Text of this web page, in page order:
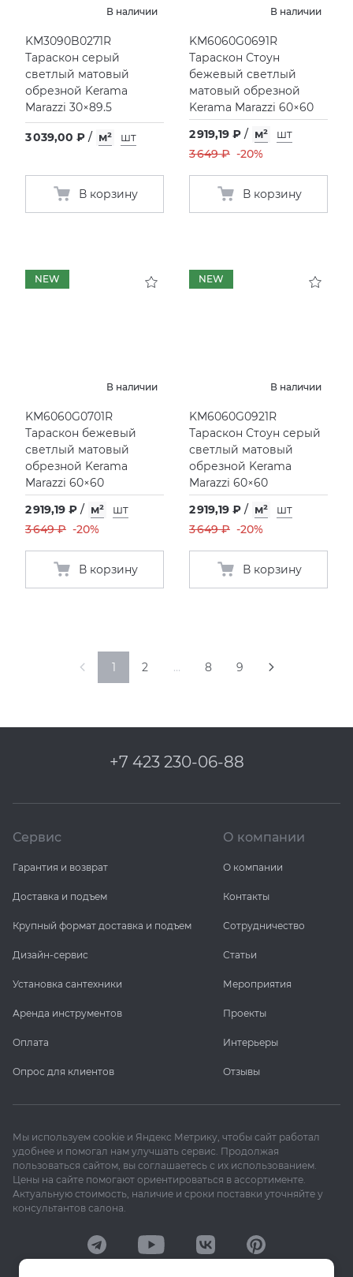
В наличии
KM3090B0271R
Тараскон серый
светлый матовый
обрезной Kerama
Marazzi 30×89.5
3 039,00 ₽ / м² шт
В корзину
В наличии
KM6060G0691R
Тараскон Стоун
бежевый светлый
матовый обрезной
Kerama Marazzi 60×60
2 919,19 ₽ / м²
шт
3 649 ₽ -20%
В корзину
NEW
В наличии
KM6060G0701R
Тараскон бежевый
светлый матовый
обрезной Kerama
Marazzi 60×60
2 919,19 ₽ / м²
шт
3 649 ₽ -20%
В корзину
NEW
В наличии
KM6060G0921R
Тараскон Стоун серый
светлый матовый
обрезной Kerama
Marazzi 60×60
2 919,19 ₽ / м²
шт
3 649 ₽ -20%
В корзину
1 2 … 8 9
+7 423 230-06-88
Сервис
Гарантия и возврат
Доставка и подъем
Крупный формат доставка и подъем
Дизайн-сервис
Установка сантехники
Аренда инструментов
Оплата
Опрос для клиентов
О компании
О компании
Контакты
Сотрудничество
Статьи
Мероприятия
Проекты
Интерьеры
Отзывы
Мы используем cookie и Яндекс Метрику, чтобы сайт работал
удобнее и помогал нам улучшать сервис. Продолжая
пользоваться сайтом, вы соглашаетесь с их использованием.
Цены на сайте помогают ориентироваться в ассортименте.
Актуальную стоимость, наличие и сроки поставки уточняйте у
консультантов салона.